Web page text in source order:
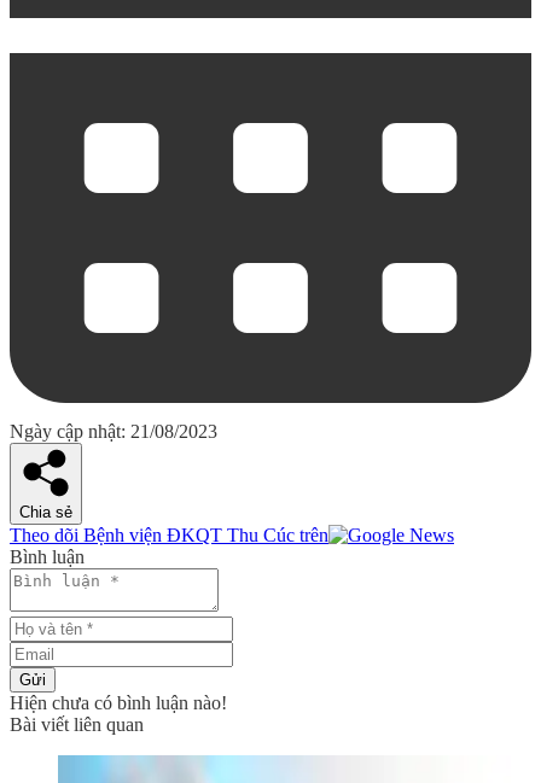
Ngày cập nhật: 21/08/2023
Chia sẻ
Theo dõi Bệnh viện ĐKQT Thu Cúc trên
Bình luận
Gửi
Hiện chưa có bình luận nào!
Bài viết liên quan